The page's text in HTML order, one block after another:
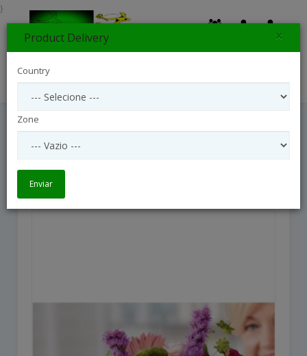
Mixed Cut Flowers
}
Product Delivery ×
Country
Zone
Enviar